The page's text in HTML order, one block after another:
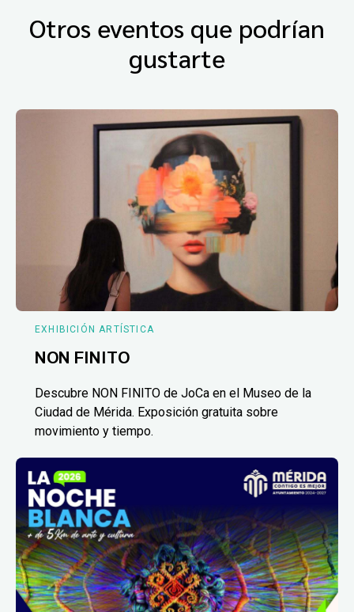
Otros eventos que podrían
gustarte
EXHIBICIÓN ARTÍSTICA
NON FINITO
Descubre NON FINITO de JoCa en el Museo de la
Ciudad de Mérida. Exposición gratuita sobre
movimiento y tiempo.